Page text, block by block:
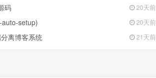
码 20天前
setup) 20天前
离博客系统 21天前